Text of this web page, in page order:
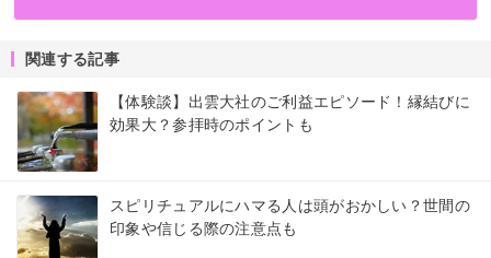
関連する記事
【体験談】出雲大社のご利益エピソード！縁結びに
効果大？参拝時のポイントも
スピリチュアルにハマる人は頭がおかしい？世間の
印象や信じる際の注意点も